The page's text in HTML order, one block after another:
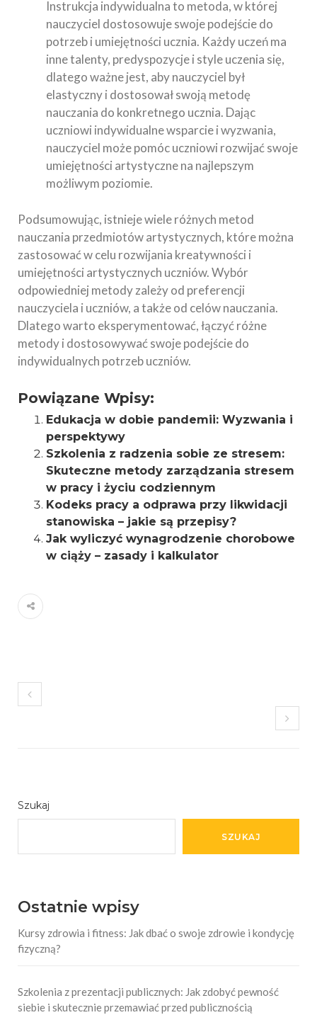
Instrukcja indywidualna to metoda, w której
nauczyciel dostosowuje swoje podejście do
potrzeb i umiejętności ucznia. Każdy uczeń ma
inne talenty, predyspozycje i style uczenia się,
dlatego ważne jest, aby nauczyciel był
elastyczny i dostosował swoją metodę
nauczania do konkretnego ucznia. Dając
uczniowi indywidualne wsparcie i wyzwania,
nauczyciel może pomóc uczniowi rozwijać swoje
umiejętności artystyczne na najlepszym
możliwym poziomie.
Podsumowując, istnieje wiele różnych metod
nauczania przedmiotów artystycznych, które można
zastosować w celu rozwijania kreatywności i
umiejętności artystycznych uczniów. Wybór
odpowiedniej metody zależy od preferencji
nauczyciela i uczniów, a także od celów nauczania.
Dlatego warto eksperymentować, łączyć różne
metody i dostosowywać swoje podejście do
indywidualnych potrzeb uczniów.
Powiązane Wpisy:
Edukacja w dobie pandemii: Wyzwania i
perspektywy
Szkolenia z radzenia sobie ze stresem:
Skuteczne metody zarządzania stresem
w pracy i życiu codziennym
Kodeks pracy a odprawa przy likwidacji
stanowiska – jakie są przepisy?
Jak wyliczyć wynagrodzenie chorobowe
w ciąży – zasady i kalkulator
Szukaj
SZUKAJ
Ostatnie wpisy
Kursy zdrowia i fitness: Jak dbać o swoje zdrowie i kondycję
fizyczną?
Szkolenia z prezentacji publicznych: Jak zdobyć pewność
siebie i skutecznie przemawiać przed publicznością